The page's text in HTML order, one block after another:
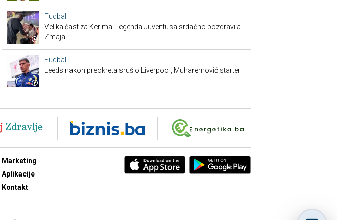
Fudbal
Velika čast za Kerima: Legenda Juventusa srdačno pozdravila
Zmaja
Fudbal
Leeds nakon preokreta srušio Liverpool, Muharemović starter
Marketing
Aplikacije
Kontakt